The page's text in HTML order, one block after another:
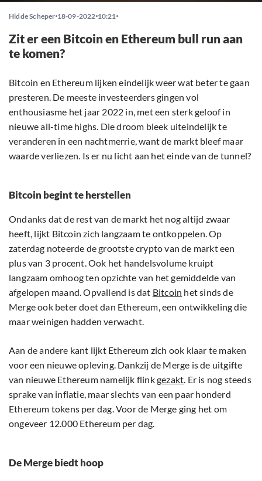
Hidde Scheper 18-09-2022 10:21
Zit er een Bitcoin en Ethereum bull run aan
te komen?
Bitcoin en Ethereum lijken eindelijk weer wat beter te gaan
presteren. De meeste investeerders gingen vol
enthousiasme het jaar 2022 in, met een sterk geloof in
nieuwe all-time highs. Die droom bleek uiteindelijk te
veranderen in een nachtmerrie, want de markt bleef maar
waarde verliezen. Is er nu licht aan het einde van de tunnel?
Bitcoin begint te herstellen
Ondanks dat de rest van de markt het nog altijd zwaar
heeft, lijkt Bitcoin zich langzaam te ontkoppelen. Op
zaterdag noteerde de grootste crypto van de markt een
plus van 3 procent. Ook het handelsvolume kruipt
langzaam omhoog ten opzichte van het gemiddelde van
afgelopen maand. Opvallend is dat Bitcoin het sinds de
Merge ook beter doet dan Ethereum, een ontwikkeling die
maar weinigen hadden verwacht.
Aan de andere kant lijkt Ethereum zich ook klaar te maken
voor een nieuwe opleving. Dankzij de Merge is de uitgifte
van nieuwe Ethereum namelijk flinkgezakt. Er is nog steeds
sprake van inflatie, maar slechts van een paar honderd
Ethereum tokens per dag. Voor de Merge ging het om
ongeveer 12.000 Ethereum per dag.
De Merge biedt hoop